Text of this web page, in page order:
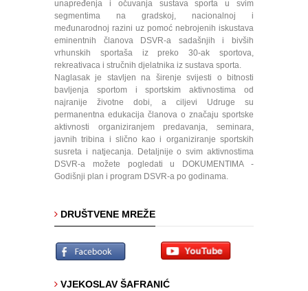
unapređenja i očuvanja sustava sporta u svim
segmentima na gradskoj, nacionalnoj i
međunarodnoj razini uz pomoć nebrojenih iskustava
eminentnih članova DSVR-a sadašnjih i bivših
vrhunskih sportaša iz preko 30-ak sportova,
rekreativaca i stručnih djelatnika iz sustava sporta.
Naglasak je stavljen na širenje svijesti o bitnosti
bavljenja sportom i sportskim aktivnostima od
najranije životne dobi, a ciljevi Udruge su
permanentna edukacija članova o značaju sportske
aktivnosti organiziranjem predavanja, seminara,
javnih tribina i slično kao i organiziranje sportskih
susreta i natjecanja. Detaljnije o svim aktivnostima
DSVR-a možete pogledati u DOKUMENTIMA -
Godišnji plan i program DSVR-a po godinama.
DRUŠTVENE MREŽE
VJEKOSLAV ŠAFRANIĆ